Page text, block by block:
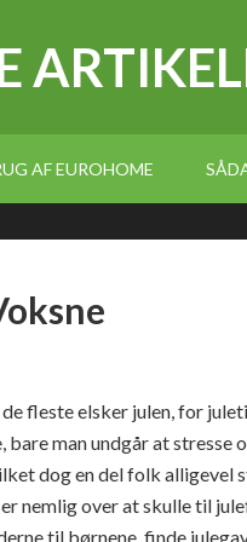
AF EUROHOME
fleste elsker julen, for
bare man undgår at stresse
dog en del folk alligevel
nemlig over at skulle til
til børnene, finde